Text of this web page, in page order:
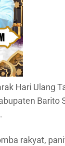
Hari Ulang
Barito
rakyat,